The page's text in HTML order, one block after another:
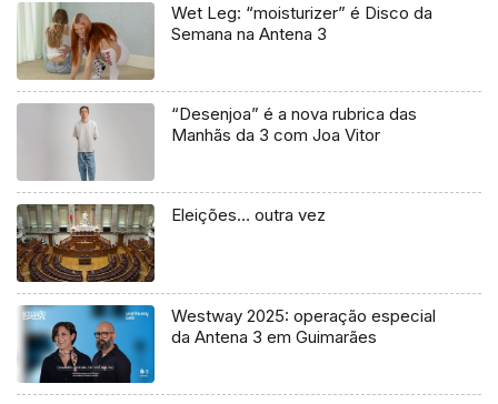
Wet Leg: “moisturizer” é Disco da
Semana na Antena 3
“Desenjoa” é a nova rubrica das
Manhãs da 3 com Joa Vitor
Eleições… outra vez
Westway 2025: operação especial
da Antena 3 em Guimarães